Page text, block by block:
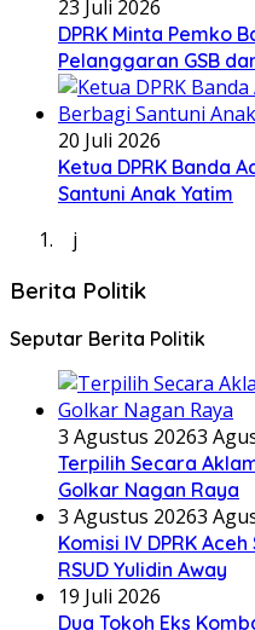
23 Juli 2026
DPRK Minta Pemko
Pelanggaran GSB
20 Juli 2026
Ketua DPRK Banda
Santuni Anak Yatim
j
Berita Politik
Seputar Berita Politik
3 Agustus 20263
Terpilih Secara
Golkar Nagan Raya
3 Agustus 20263
Komisi IV DPRK
RSUD Yulidin Away
19 Juli 2026
Dua Tokoh Eks